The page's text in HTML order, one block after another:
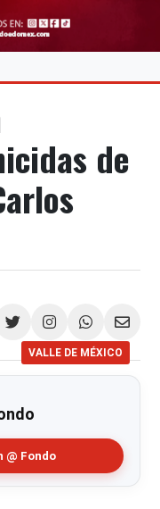
de
VALLE DE MÉXICO
@ Fondo